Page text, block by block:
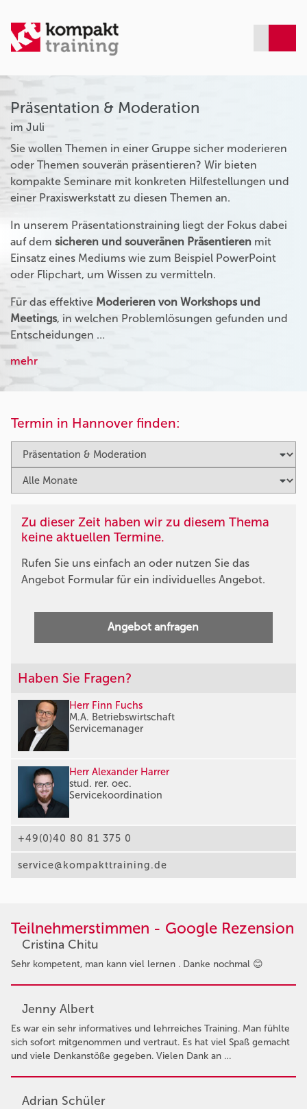
Präsentation & Moderation
im Juli
Sie wollen Themen in einer Gruppe sicher moderieren
oder Themen souverän präsentieren? Wir bieten
kompakte Seminare mit konkreten Hilfestellungen und
einer Praxiswerkstatt zu diesen Themen an.
In unserem Präsentationstraining liegt der Fokus dabei
auf dem sicheren und souveränen Präsentieren mit
Einsatz eines Mediums wie zum Beispiel PowerPoint
oder Flipchart, um Wissen zu vermitteln.
Für das effektive Moderieren von Workshops und
Meetings, in welchen Problemlösungen gefunden und
Entscheidungen …
mehr
Termin in Hannover finden:
Zu dieser Zeit haben wir zu diesem Thema
keine aktuellen Termine.
Rufen Sie uns einfach an oder nutzen Sie das
Angebot Formular für ein individuelles Angebot.
Angebot anfragen
Haben Sie Fragen?
Herr Finn Fuchs
M.A. Betriebswirtschaft
Servicemanager
Herr Alexander Harrer
stud. rer. oec.
Servicekoordination
+49(0)40 80 81 375 0
service@kompakttraining.de
Teilnehmerstimmen - Google Rezension
Cristina Chitu
Sehr kompetent, man kann viel lernen . Danke nochmal 😊
Jenny Albert
Es war ein sehr informatives und lehrreiches Training. Man fühlte
sich sofort mitgenommen und vertraut. Es hat viel Spaß gemacht
und viele Denkanstöße gegeben. Vielen Dank an …
Adrian Schüler